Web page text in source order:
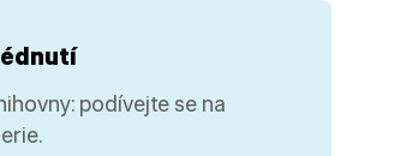
podívejte se na